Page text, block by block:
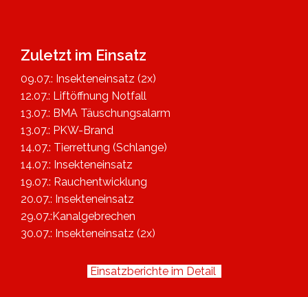
Zuletzt im Einsatz
09.07.: Insekteneinsatz (2x)
12.07.: Liftöffnung Notfall
13.07.: BMA Täuschungsalarm
13.07.: PKW-Brand
14.07.: Tierrettung (Schlange)
14.07.: Insekteneinsatz
19.07.: Rauchentwicklung
20.07.: Insekteneinsatz
29.07.:Kanalgebrechen
30.07.: Insekteneinsatz (2x)
Einsatzberichte im Detail